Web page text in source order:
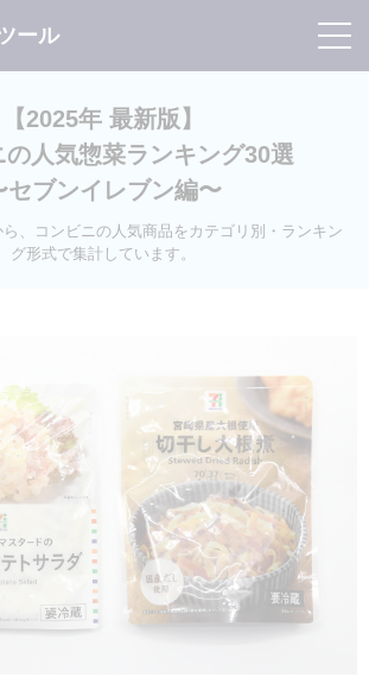
ール
【2025年 最新版】
の人気惣菜ランキング30選
セブンイレブン編〜
ら、コンビニの人気商品をカテゴリ別・ランキン
グ形式で集計しています。